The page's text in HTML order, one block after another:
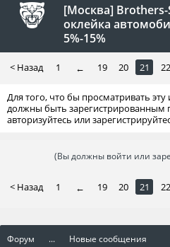
[Москва]
оклейка
5%-15%
< Назад 1 ← 19 20 21 22
Для того, что бы просматривать
должны быть зарегистрированным
авторизуйтесь или
(Вы должны войти или
< Назад 1 ← 19 20 21 22
Форум ... Новые сообщения